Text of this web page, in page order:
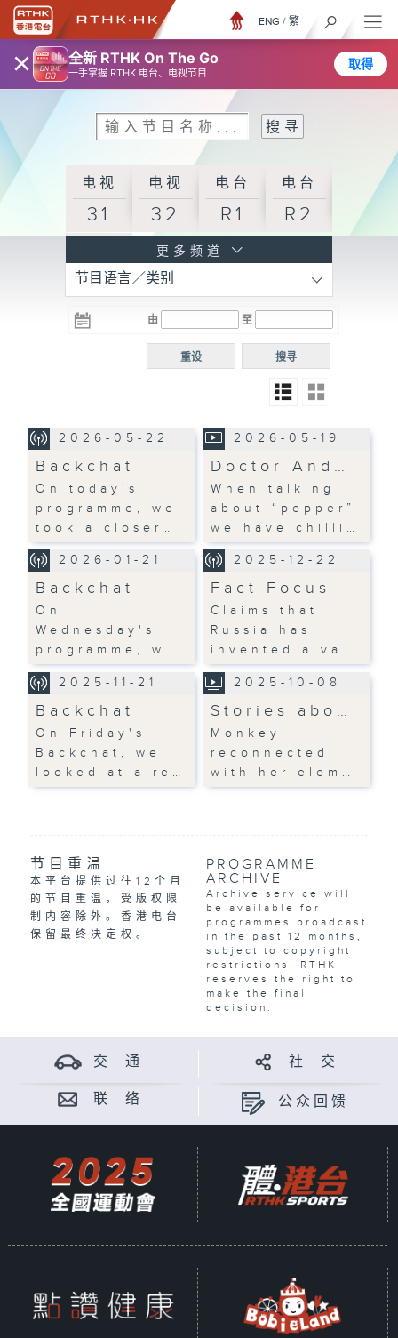
× 全新 RTHK On The Go
一手掌握 RTHK 电台、电视节目
取得
ENG / 繁
电视
31
电视
32
电台
R1
电台
R2
R3
电台 电台
R5
电台
普通
更多频道
节目语言／类别
由 至
搜寻
重设
2026-05-22
Backchat
On today's
programme, we
took a closer…
2026-05-19
Doctor And…
When talking
about “pepper”
we have chilli…
2026-01-21
Backchat
On
Wednesday's
programme, w…
2025-12-22
Fact Focus
Claims that
Russia has
invented a va…
2025-11-21
Backchat
On Friday's
Backchat, we
looked at a re…
2025-10-08
Stories abo…
Monkey
reconnected
with her elem…
节目重温
本平台提供过往12个月
的节目重温，受版权限
制内容除外。香港电台
保留最终决定权。
PROGRAMME
ARCHIVE
Archive service will
be available for
programmes broadcast
in the past 12 months,
subject to copyright
restrictions. RTHK
reserves the right to
make the final
decision.
交 通 社 交
联 络 公众回馈